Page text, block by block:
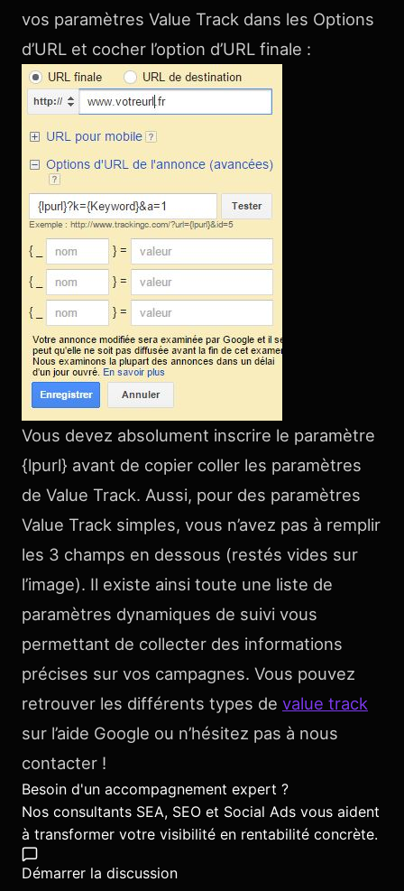
vos paramètres Value Track dans les Options
d’URL et cocher l’option d’URL finale :
Vous devez absolument inscrire le paramètre
{lpurl} avant de copier coller les paramètres
de Value Track. Aussi, pour des paramètres
Value Track simples, vous n’avez pas à remplir
les 3 champs en dessous (restés vides sur
l’image). Il existe ainsi toute une liste de
paramètres dynamiques de suivi vous
permettant de collecter des informations
précises sur vos campagnes. Vous pouvez
retrouver les différents types de value track
sur l’aide Google ou n’hésitez pas à nous
contacter !
Besoin d'un accompagnement expert ?
Nos consultants SEA, SEO et Social Ads vous aident
à transformer votre visibilité en rentabilité concrète.
Démarrer la discussion